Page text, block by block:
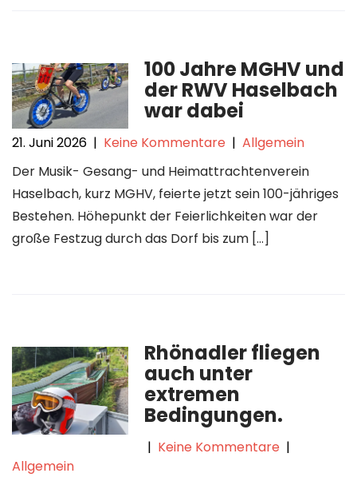
100 Jahre MGHV und
der RWV Haselbach
war dabei
21. Juni 2026 | Keine Kommentare | Allgemein
Der Musik- Gesang- und Heimattrachtenverein
Haselbach, kurz MGHV, feierte jetzt sein 100-jähriges
Bestehen. Höhepunkt der Feierlichkeiten war der
große Festzug durch das Dorf bis zum […]
Rhönadler fliegen
auch unter
extremen
Bedingungen.
| Keine Kommentare |
Allgemein